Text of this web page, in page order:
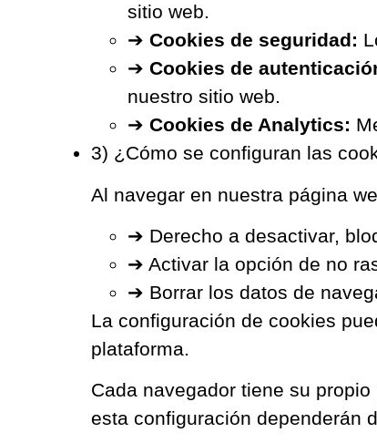
sitio web.
➔ Cookies de seguridad:
➔ Cookies de
nuestro sitio web.
➔ Cookies de Analytics:
3) ¿Cómo se configuran las
Al navegar en nuestra página
➔ Derecho a desactivar,
➔ Activar la opción de no
➔ Borrar los datos de
La configuración de cookies
plataforma.
Cada navegador tiene su
esta configuración dependerán